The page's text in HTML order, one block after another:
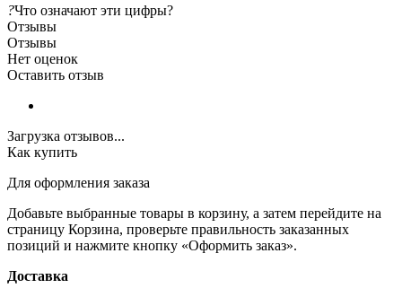
?Что означают эти цифры?
Отзывы
Отзывы
Нет оценок
Оставить отзыв
Загрузка отзывов...
Как купить
Для оформления заказа
Добавьте выбранные товары в корзину, а затем перейдите на
страницу Корзина, проверьте правильность заказанных
позиций и нажмите кнопку «Оформить заказ».
Доставка